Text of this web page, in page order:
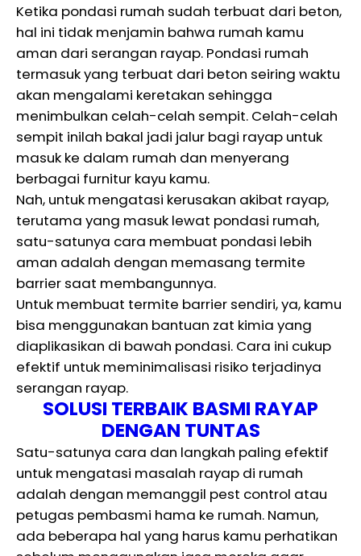
Ketika pondasi rumah sudah terbuat dari beton,
hal ini tidak menjamin bahwa rumah kamu
aman dari serangan rayap. Pondasi rumah
termasuk yang terbuat dari beton seiring waktu
akan mengalami keretakan sehingga
menimbulkan celah-celah sempit. Celah-celah
sempit inilah bakal jadi jalur bagi rayap untuk
masuk ke dalam rumah dan menyerang
berbagai furnitur kayu kamu.
Nah, untuk mengatasi kerusakan akibat rayap,
terutama yang masuk lewat pondasi rumah,
satu-satunya cara membuat pondasi lebih
aman adalah dengan memasang termite
barrier saat membangunnya.
Untuk membuat termite barrier sendiri, ya, kamu
bisa menggunakan bantuan zat kimia yang
diaplikasikan di bawah pondasi. Cara ini cukup
efektif untuk meminimalisasi risiko terjadinya
serangan rayap.
SOLUSI TERBAIK BASMI RAYAP
DENGAN TUNTAS
Satu-satunya cara dan langkah paling efektif
untuk mengatasi masalah rayap di rumah
adalah dengan memanggil pest control atau
petugas pembasmi hama ke rumah. Namun,
ada beberapa hal yang harus kamu perhatikan